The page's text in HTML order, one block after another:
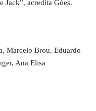
Jack”, acredita Góes.
Marcelo Brou, Eduardo
Ana Elisa